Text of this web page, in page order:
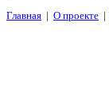
Главная | О проекте |